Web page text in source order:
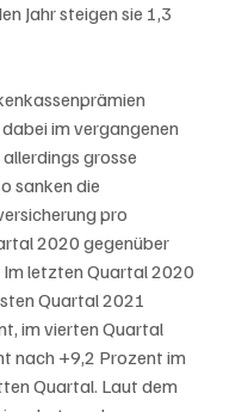
Jahr steigen sie 1,3
im vergangenen
grosse
sanken die
pro
2020 gegenüber
letzten Quartal 2020
Quartal 2021
im vierten Quartal
nach +9,2 Prozent im
Quartal. Laut dem